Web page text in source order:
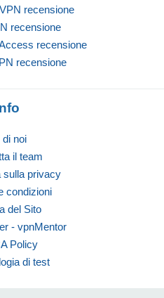
recensione
recensione
recensione
recensione
di noi
il team
sulla privacy
condizioni
del Sito
- vpnMentor
Policy
di test